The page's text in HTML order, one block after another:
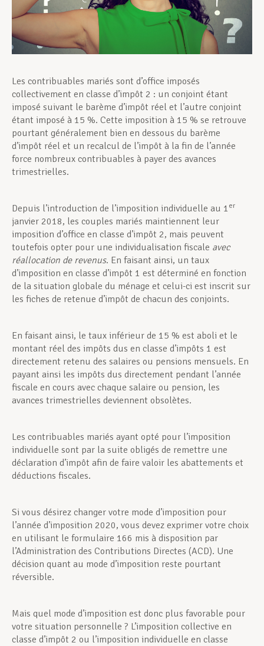
Les contribuables mariés sont d’office imposés
collectivement en classe d’impôt 2 : un conjoint étant
imposé suivant le barème d’impôt réel et l’autre conjoint
étant imposé à 15 %. Cette imposition à 15 % se retrouve
pourtant généralement bien en dessous du barème
d’impôt réel et un recalcul de l’impôt à la fin de l’année
force nombreux contribuables à payer des avances
trimestrielles.
Depuis l’introduction de l’imposition individuelle au 1 er
janvier 2018, les couples mariés maintiennent leur
imposition d’office en classe d’impôt 2, mais peuvent
toutefois opter pour une individualisation fiscale avec
réallocation de revenus. En faisant ainsi, un taux
d’imposition en classe d’impôt 1 est déterminé en fonction
de la situation globale du ménage et celui-ci est inscrit sur
les fiches de retenue d’impôt de chacun des conjoints.
En faisant ainsi, le taux inférieur de 15 % est aboli et le
montant réel des impôts dus en classe d’impôts 1 est
directement retenu des salaires ou pensions mensuels. En
payant ainsi les impôts dus directement pendant l’année
fiscale en cours avec chaque salaire ou pension, les
avances trimestrielles deviennent obsolètes.
Les contribuables mariés ayant opté pour l’imposition
individuelle sont par la suite obligés de remettre une
déclaration d’impôt afin de faire valoir les abattements et
déductions fiscales.
Si vous désirez changer votre mode d’imposition pour
l’année d’imposition 2020, vous devez exprimer votre choix
en utilisant le formulaire 166 mis à disposition par
l’Administration des Contributions Directes (ACD). Une
décision quant au mode d’imposition reste pourtant
réversible.
Mais quel mode d’imposition est donc plus favorable pour
votre situation personnelle ? L’imposition collective en
classe d’impôt 2 ou l’imposition individuelle en classe